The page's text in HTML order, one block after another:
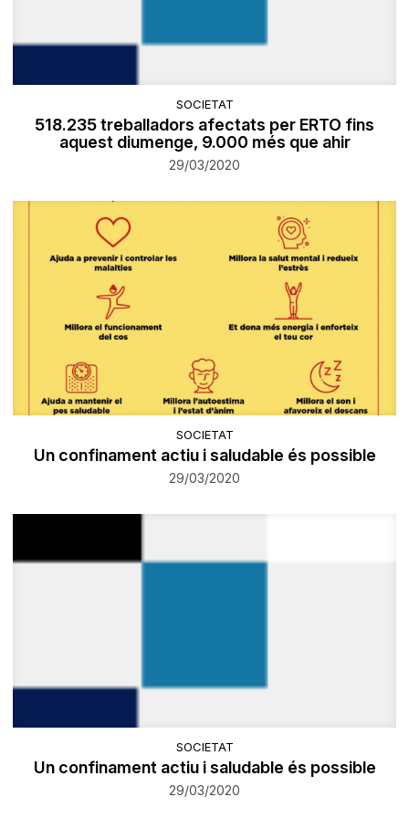
SOCIETAT
518.235 treballadors afectats per ERTO fins
aquest diumenge, 9.000 més que ahir
29/03/2020
SOCIETAT
Un confinament actiu i saludable és possible
29/03/2020
SOCIETAT
Un confinament actiu i saludable és possible
29/03/2020